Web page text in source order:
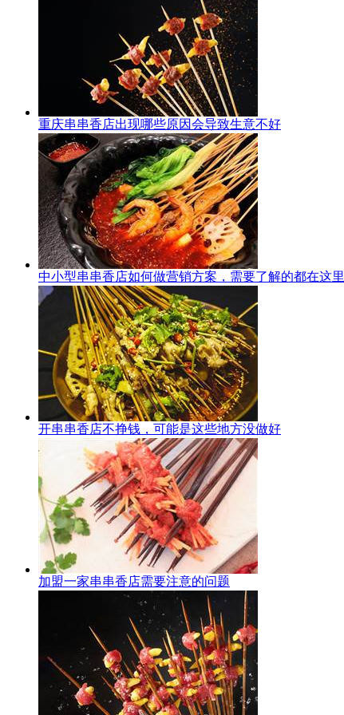
重庆串串香店出现哪些原因会导致生意不好
中小型串串香店如何做营销方案，需要了解的都在这里
开串串香店不挣钱，可能是这些地方没做好
加盟一家串串香店需要注意的问题